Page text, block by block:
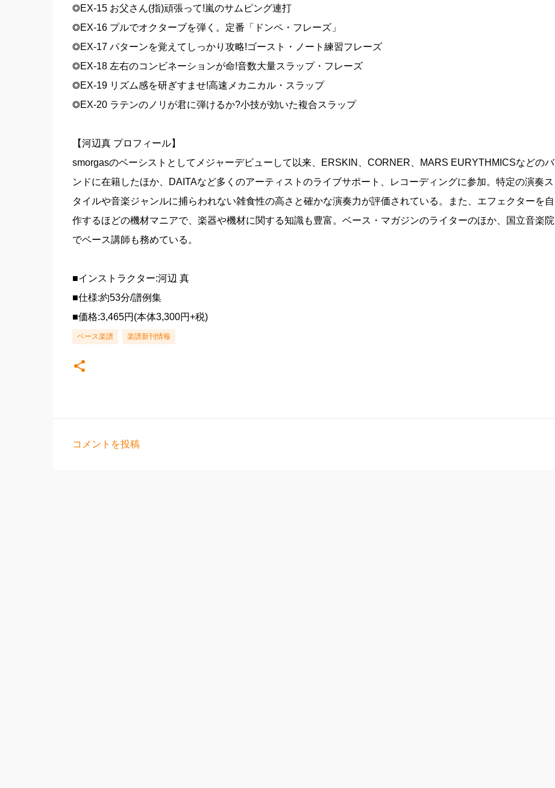
◎EX-15 お父さん(指)頑張って!嵐のサムピング連打
◎EX-16 プルでオクターブを弾く。定番「ドンペ・フレーズ」
◎EX-17 パターンを覚えてしっかり攻略!ゴースト・ノート練習フレーズ
◎EX-18 左右のコンビネーションが命!音数大量スラップ・フレーズ
◎EX-19 リズム感を研ぎすませ!高速メカニカル・スラップ
◎EX-20 ラテンのノリが君に弾けるか?小技が効いた複合スラップ
【河辺真 プロフィール】
smorgasのベーシストとしてメジャーデビューして以来、ERSKIN、CORNER、MARS EURYTHMICSなどのバ
ンドに在籍したほか、DAITAなど多くのアーティストのライブサポート、レコーディングに参加。特定の演奏ス
タイルや音楽ジャンルに捕らわれない雑食性の高さと確かな演奏力が評価されている。また、エフェクターを自
作するほどの機材マニアで、楽器や機材に関する知識も豊富。ベース・マガジンのライターのほか、国立音楽院
でベース講師も務めている。
■インストラクター:河辺 真
■仕様:約53分/譜例集
■価格:3,465円(本体3,300円+税)
ベース楽譜 楽譜新刊情報
コメントを投稿